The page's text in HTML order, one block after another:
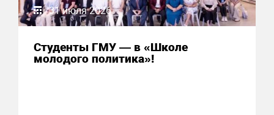
31 июля 2026
Студенты ГМУ — в «Школе
молодого политика»!